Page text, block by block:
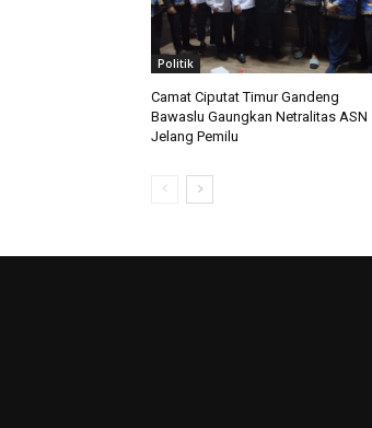
Politik
Camat Ciputat Timur Gandeng
Bawaslu Gaungkan Netralitas ASN
Jelang Pemilu